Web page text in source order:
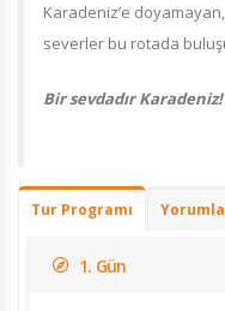
Karadeniz’e
severler bu rotada
Bir sevdadır Karadeniz!
Tur Programı
1. Gün